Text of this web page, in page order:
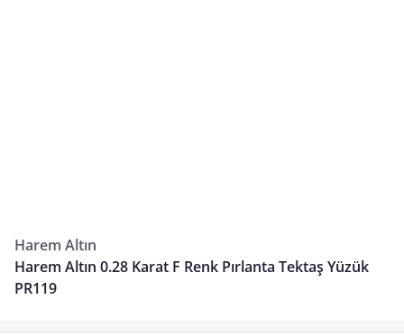
Harem Altın
Harem Altın 0.28 Karat F Renk Pırlanta Tektaş Yüzük
PR119